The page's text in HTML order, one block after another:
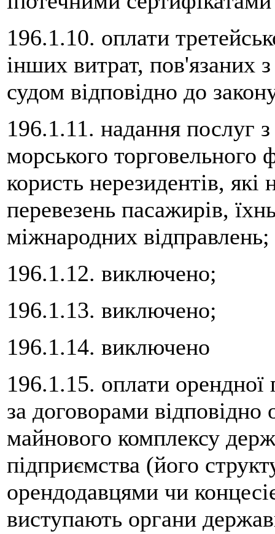
196.1.10. оплати
інших витрат, пов'язаних
судом відповідно до
196.1.11. надання послуг
морського торговельного
користь нерезидентів,
перевезень пасажирів,
міжнародних відправлень;
196.1.12. виключено;
196.1.13. виключено;
196.1.14. виключено
196.1.15. оплати
за договорами відповідно
майнового комплексу
підприємства (його
орендодавцями чи
виступають органи